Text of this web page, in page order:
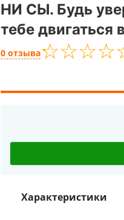
НИ СЫ. Будь
тебе двигаться
0 отзыва☆☆☆☆
★★★★
Характеристики